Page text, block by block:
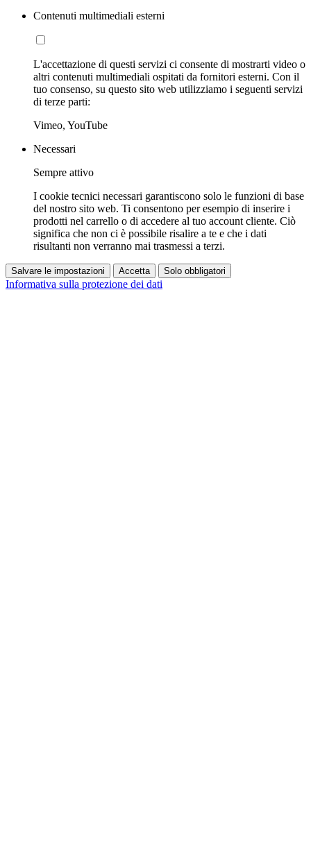
Contenuti multimediali esterni
L'accettazione di questi servizi ci consente di mostrarti video o
altri contenuti multimediali ospitati da fornitori esterni. Con il
tuo consenso, su questo sito web utilizziamo i seguenti servizi
di terze parti:
Vimeo, YouTube
Necessari
Sempre attivo
I cookie tecnici necessari garantiscono solo le funzioni di base
del nostro sito web. Ti consentono per esempio di inserire i
prodotti nel carrello o di accedere al tuo account cliente. Ciò
significa che non ci è possibile risalire a te e che i dati
risultanti non verranno mai trasmessi a terzi.
Salvare le impostazioni Accetta Solo obbligatori
Informativa sulla protezione dei dati